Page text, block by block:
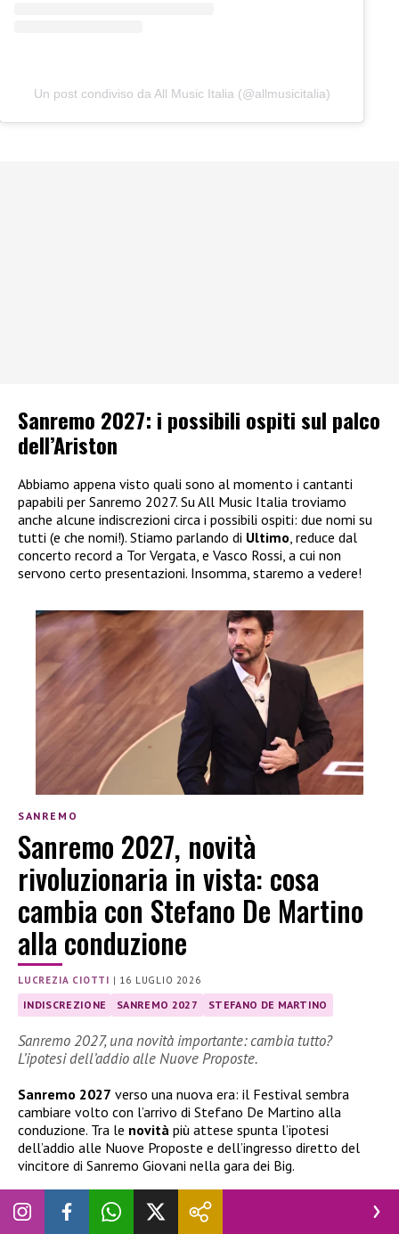
Un post condiviso da All Music Italia (@allmusicitalia)
Sanremo 2027: i possibili ospiti sul palco
dell’Ariston
Abbiamo appena visto quali sono al momento i cantanti
papabili per Sanremo 2027. Su All Music Italia troviamo
anche alcune indiscrezioni circa i possibili ospiti: due nomi su
tutti (e che nomi!). Stiamo parlando di Ultimo, reduce dal
concerto record a Tor Vergata, e Vasco Rossi, a cui non
servono certo presentazioni. Insomma, staremo a vedere!
SANREMO
Sanremo 2027, novità
rivoluzionaria in vista: cosa
cambia con Stefano De Martino
alla conduzione
LUCREZIA CIOTTI | 16 LUGLIO 2026
INDISCREZIONE SANREMO 2027 STEFANO DE MARTINO
Sanremo 2027, una novità importante: cambia tutto?
L’ipotesi dell’addio alle Nuove Proposte.
Sanremo 2027 verso una nuova era: il Festival sembra
cambiare volto con l’arrivo di Stefano De Martino alla
conduzione. Tra le novità più attese spunta l’ipotesi
dell’addio alle Nuove Proposte e dell’ingresso diretto del
vincitore di Sanremo Giovani nella gara dei Big.
Sanremo 2027, novità rivoluzionaria in